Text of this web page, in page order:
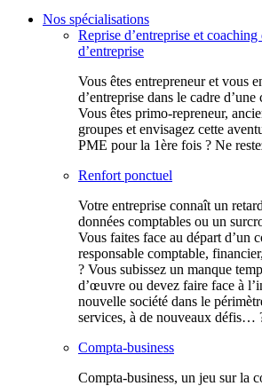
Nos spécialisations
Reprise d’entreprise et coaching
d’entreprise
Vous êtes entrepreneur et vous
d’entreprise dans le cadre
Vous êtes primo-repreneur,
groupes et envisagez cette
PME pour la 1ère fois ? Ne
Renfort ponctuel
Votre entreprise connaît un
données comptables ou un
Vous faites face au départ d’un
responsable comptable,
? Vous subissez un manque
d’œuvre ou devez faire face à
nouvelle société dans le
services, à de nouveaux défis…
Compta-business
Compta-business, un jeu sur la